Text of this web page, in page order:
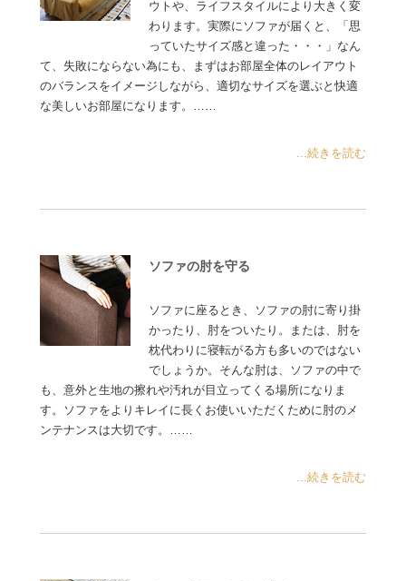
ウトや、ライフスタイルにより大きく変
わります。実際にソファが届くと、「思
っていたサイズ感と違った・・・」なん
て、失敗にならない為にも、まずはお部屋全体のレイアウト
のバランスをイメージしながら、適切なサイズを選ぶと快適
な美しいお部屋になります。……
...続きを読む
ソファの肘を守る
ソファに座るとき、ソファの肘に寄り掛
かったり、肘をついたり。または、肘を
枕代わりに寝転がる方も多いのではない
でしょうか。そんな肘は、ソファの中で
も、意外と生地の擦れや汚れが目立ってくる場所になりま
す。ソファをよりキレイに長くお使いいただくために肘のメ
ンテナンスは大切です。……
...続きを読む